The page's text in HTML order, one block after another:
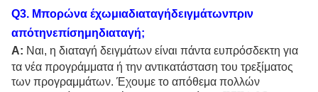
Q3. Μπορώνα έχωμιαδιαταγήδειγμάτωνπριν
απότηνεπίσημηδιαταγή;
Α: Ναι, η διαταγή δειγμάτων είναι πάντα ευπρόσδεκτη για
τα νέα προγράμματα ή την αντικατάσταση του τρεξίματος
των προγραμμάτων. Έχουμε το απόθεμα πολλών